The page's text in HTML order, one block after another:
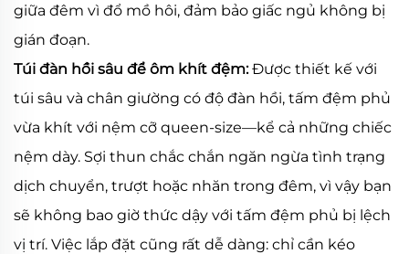
giữa đêm vì đổ mồ hôi, đảm bảo giấc ngủ không bị
gián đoạn.
Túi đàn hồi sâu để ôm khít đệm:Được thiết kế với
túi sâu và chân giường có độ đàn hồi, tấm đệm phủ
vừa khít với nệm cỡ queen-size—kể cả những chiếc
nệm dày. Sợi thun chắc chắn ngăn ngừa tình trạng
dịch chuyển, trượt hoặc nhăn trong đêm, vì vậy bạn
sẽ không bao giờ thức dậy với tấm đệm phủ bị lệch
vị trí. Việc lắp đặt cũng rất dễ dàng: chỉ cần kéo